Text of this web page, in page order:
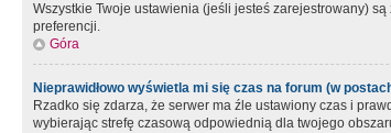
Wszystkie Twoje ustawienia (jeśli jesteś zarejestrowany)
preferencji.
Góra
Nieprawidłowo wyświetla mi się czas na forum (w
Rzadko się zdarza, że serwer ma źle ustawiony czas i
wybierając strefę czasową odpowiednią dla twojego